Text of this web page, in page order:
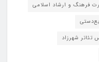
فرهنگ و ارشاد اسلامی
تئاتر شهرزاد